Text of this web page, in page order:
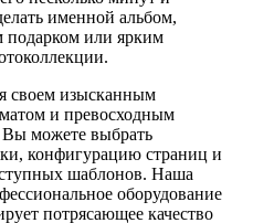
именной альбом,
подарком или ярким
своем изысканным
и превосходным
Вы можете выбрать
конфигурацию страниц и
шаблонов. Наша
оборудование
потрясающее качество